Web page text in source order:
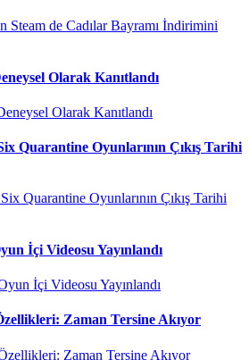
Olarak Kanıtlandı
Quarantine Oyunlarının Çıkış Tarihi
İçi Videosu Yayınlandı
Zaman Tersine Akıyor